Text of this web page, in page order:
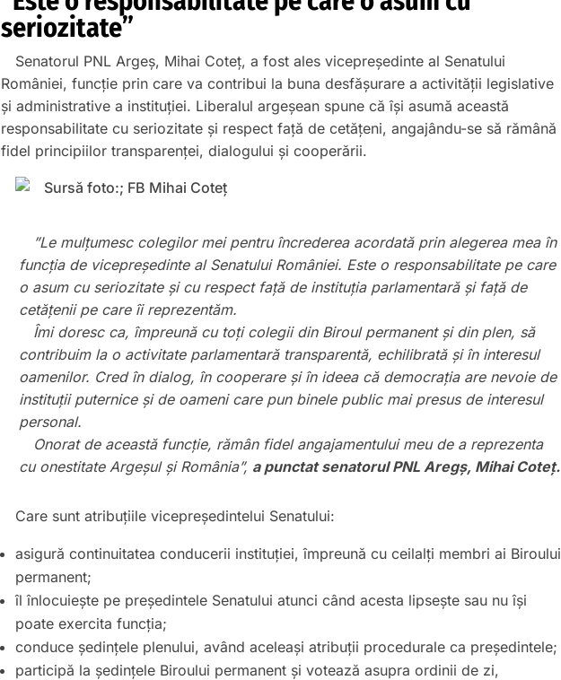
seriozitate”
Senatorul PNL Argeș, Mihai Coteț, a fost ales vicepreședinte al Senatului
României, funcție prin care va contribui la buna desfășurare a activității legislative
și administrative a instituției. Liberalul argeșean spune că își asumă această
responsabilitate cu seriozitate și respect față de cetățeni, angajându-se să rămână
fidel principiilor transparenței, dialogului și cooperării.
”Le mulțumesc colegilor mei pentru încrederea acordată prin alegerea mea în
funcția de vicepreședinte al Senatului României. Este o responsabilitate pe care
o asum cu seriozitate și cu respect față de instituția parlamentară și față de
cetățenii pe care îi reprezentăm.
Îmi doresc ca, împreună cu toți colegii din Biroul permanent și din plen, să
contribuim la o activitate parlamentară transparentă, echilibrată și în interesul
oamenilor. Cred în dialog, în cooperare și în ideea că democrația are nevoie de
instituții puternice și de oameni care pun binele public mai presus de interesul
personal.
Onorat de această funcție, rămân fidel angajamentului meu de a reprezenta
cu onestitate Argeșul și România”, a punctat senatorul PNL Aregș, Mihai Coteț.
Care sunt atribuțiile vicepreședintelui Senatului:
asigură continuitatea conducerii instituției, împreună cu ceilalți membri ai Biroului
permanent;
îl înlocuiește pe președintele Senatului atunci când acesta lipsește sau nu își
poate exercita funcția;
conduce ședințele plenului, având aceleași atribuții procedurale ca președintele;
participă la ședințele Biroului permanent și votează asupra ordinii de zi,